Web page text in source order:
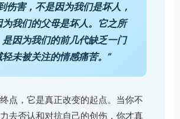
伤害，不是因为我们是坏人，
为我们的父母是坏人。它之所
是因为我们的前几代缺乏一门
未被关注的情感痛苦。”
点，它是真正改变的起点。当你不
去否认和对抗自己的创伤，你才真